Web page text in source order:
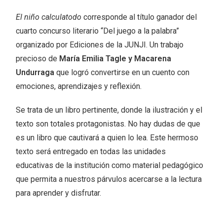
El niño calculatodo corresponde al título ganador del
cuarto concurso literario “Del juego a la palabra”
organizado por Ediciones de la JUNJI. Un trabajo
precioso de María Emilia Tagle y Macarena
Undurraga que logró convertirse en un cuento con
emociones, aprendizajes y reflexión.
Se trata de un libro pertinente, donde la ilustración y el
texto son totales protagonistas. No hay dudas de que
es un libro que cautivará a quien lo lea. Este hermoso
texto será entregado en todas las unidades
educativas de la institución como material pedagógico
que permita a nuestros párvulos acercarse a la lectura
para aprender y disfrutar.